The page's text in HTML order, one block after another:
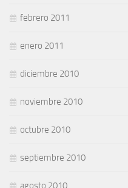
febrero 2011
enero 2011
diciembre 2010
noviembre 2010
octubre 2010
septiembre 2010
agosto 2010